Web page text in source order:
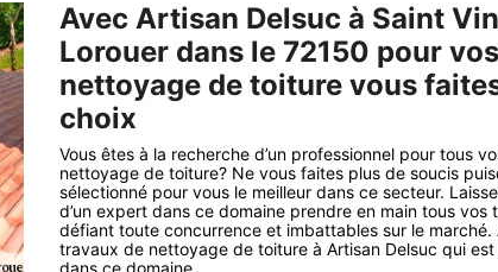
Avec Artisan Delsuc à Saint
Lorouer dans le 72150 pour
nettoyage de toiture vous
choix
Vous êtes à la recherche d’un professionnel pour tous
nettoyage de toiture? Ne vous faites plus de soucis
sélectionné pour vous le meilleur dans ce secteur.
d’un expert dans ce domaine prendre en main tous vos
défiant toute concurrence et imbattables sur le marché.
travaux de nettoyage de toiture à Artisan Delsuc qui